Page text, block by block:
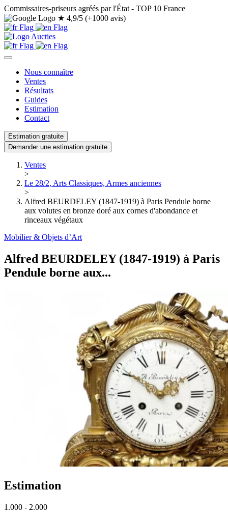
Commissaires-priseurs agréés par l'État - TOP 10 France
★ 4,9/5 (+1000 avis)
Nous connaître
Ventes
Résultats
Guides
Estimation
Contact
Estimation gratuite
Demander une estimation gratuite
Ventes
>
Le 28/2, Arts Classiques, Armes anciennes
>
Alfred BEURDELEY (1847-1919) à Paris Pendule borne
aux volutes en bronze doré aux cornes d'abondance et
rinceaux végétaux
Mobilier & Objets d’Art
Alfred BEURDELEY (1847-1919) à Paris
Pendule borne aux...
Estimation
1.000 - 2.000